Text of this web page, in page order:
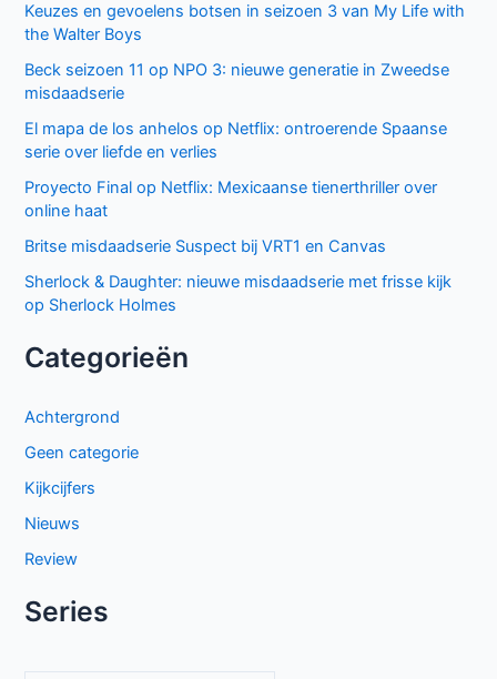
Keuzes en gevoelens botsen in seizoen 3 van My Life with
the Walter Boys
Beck seizoen 11 op NPO 3: nieuwe generatie in Zweedse
misdaadserie
El mapa de los anhelos op Netflix: ontroerende Spaanse
serie over liefde en verlies
Proyecto Final op Netflix: Mexicaanse tienerthriller over
online haat
Britse misdaadserie Suspect bij VRT1 en Canvas
Sherlock & Daughter: nieuwe misdaadserie met frisse kijk
op Sherlock Holmes
Categorieën
Achtergrond
Geen categorie
Kijkcijfers
Nieuws
Review
Series